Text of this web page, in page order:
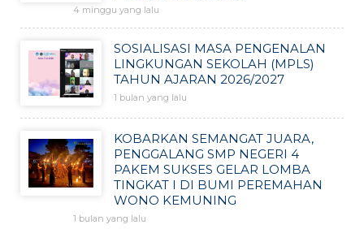
4 minggu yang lalu
SOSIALISASI MASA PENGENALAN
LINGKUNGAN SEKOLAH (MPLS)
TAHUN AJARAN 2026/2027
1 bulan yang lalu
KOBARKAN SEMANGAT JUARA,
PENGGALANG SMP NEGERI 4
PAKEM SUKSES GELAR LOMBA
TINGKAT I DI BUMI PEREMAHAN
WONO KEMUNING
1 bulan yang lalu